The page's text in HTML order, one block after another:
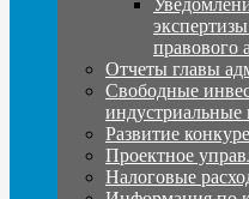
правового
Отчеты главы
Свободные
индустриальные
Развитие
Проектное
Налоговые